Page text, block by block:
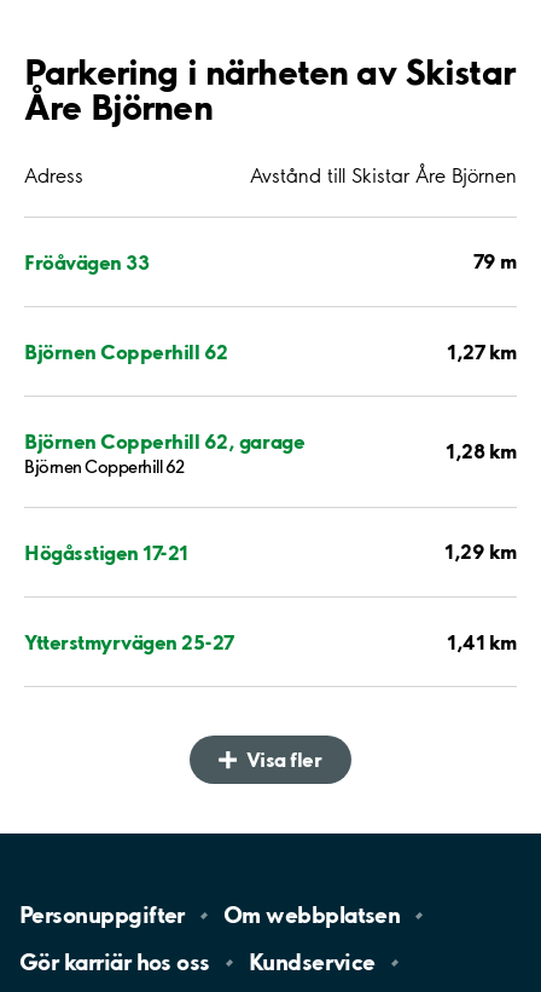
Parkering i närheten av Skistar
Åre Björnen
Adress Avstånd till Skistar Åre Björnen
Fröåvägen 33 79 m
Björnen Copperhill 62 1,27 km
Björnen Copperhill 62, garage
Björnen Copperhill 62
1,28 km
Högåsstigen 17-21 1,29 km
Ytterstmyrvägen 25-27 1,41 km
Visa fler
Personuppgifter Omwebbplatsen
Gör karriär hososs Kundservice